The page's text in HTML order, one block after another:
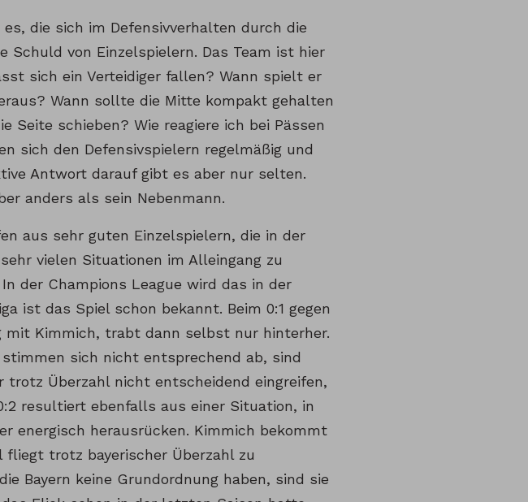
die sich im Defensivverhalten durch die
Schuld von Einzelspielern. Das Team ist hier
sich ein Verteidiger fallen? Wann spielt er
Wann sollte die Mitte kompakt gehalten
Seite schieben? Wie reagiere ich bei Pässen
sich den Defensivspielern regelmäßig und
Antwort darauf gibt es aber nur selten.
anders als sein Nebenmann.
aus sehr guten Einzelspielern, die in der
vielen Situationen im Alleingang zu
der Champions League wird das in der
ist das Spiel schon bekannt. Beim 0:1 gegen
mit Kimmich, trabt dann selbst nur hinterher.
sich nicht entsprechend ab, sind
trotz Überzahl nicht entscheidend eingreifen,
resultiert ebenfalls aus einer Situation, in
energisch herausrücken. Kimmich bekommt
fliegt trotz bayerischer Überzahl zu
Bayern keine Grundordnung haben, sind sie